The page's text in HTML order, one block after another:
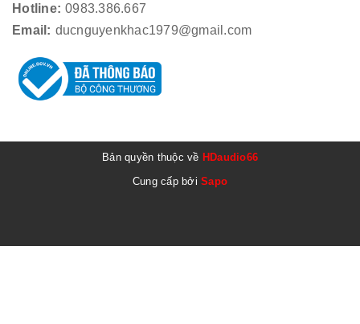
Hotline: 0983.386.667
Email: ducnguyenkhac1979@gmail.com
Bản quyền thuộc về HDaudio66
Cung cấp bởiSapo